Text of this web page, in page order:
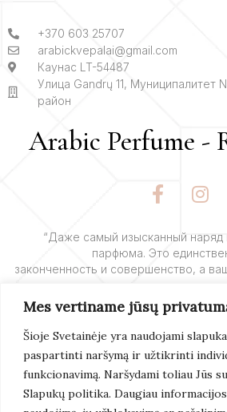
Mes vertiname jūsų
Šioje Svetainėje yra naudojami
paspartinti naršymą ir užtikrinti
funkcionavimą. Naršydami toliau Jūs
Slapukų politika. Daugiau
+370 603 25707
arabickvepalai@gmail.com
Каунас LT-54487
Улица Gandrų 11, Муниципалитет
район
Arabic Perfume -
F
a
e
b
o
o
k
-
f
I
n
t
a
g
r
a
m
“Даже самый изысканный наряд
парфюма. Это
законченность и совершенство, а